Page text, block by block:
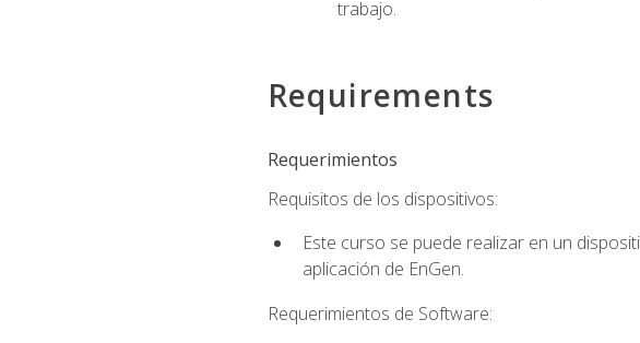
trabajo.
Requirements
Requerimientos
Requisitos de los dispositivos:
Este curso se puede realizar en un
aplicación de EnGen.
Requerimientos de Software: